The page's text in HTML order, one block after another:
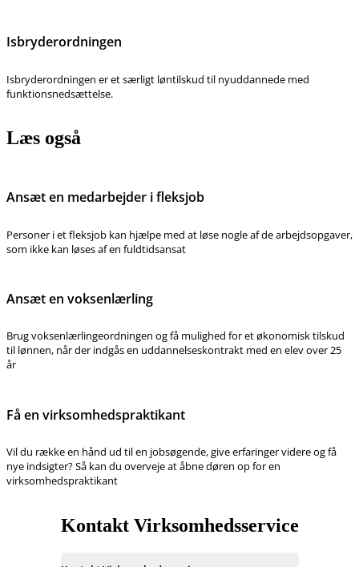
Isbryderordningen
Isbryderordningen er et særligt løntilskud til nyuddannede med
funktionsnedsættelse.
Læs også
Ansæt en medarbejder i fleksjob
Personer i et fleksjob kan hjælpe med at løse nogle af de arbejdsopgaver,
som ikke kan løses af en fuldtidsansat
Ansæt en voksenlærling
Brug voksenlærlingeordningen og få mulighed for et økonomisk tilskud
til lønnen, når der indgås en uddannelseskontrakt med en elev over 25
år
Få en virksomhedspraktikant
Vil du række en hånd ud til en jobsøgende, give erfaringer videre og få
nye indsigter? Så kan du overveje at åbne døren op for en
virksomhedspraktikant
Kontakt Virksomhedsservice